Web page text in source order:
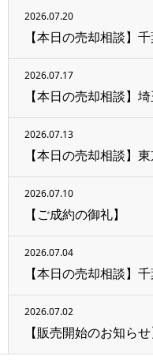
2026.07.20
【本日の売却相談】
2026.07.17
【本日の売却相談】
2026.07.13
【本日の売却相談】
2026.07.10
【ご成約の御礼】
2026.07.04
【本日の売却相談】
2026.07.02
【販売開始のお知ら